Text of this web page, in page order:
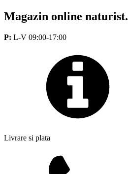
Magazin online naturist.
P: L-V 09:00-17:00
Livrare si plata